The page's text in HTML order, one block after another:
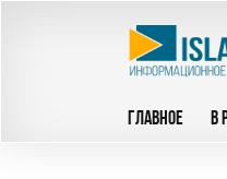
ГЛАВНОЕ В